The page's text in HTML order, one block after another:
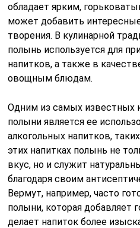
обладает ярким,
может добавить
творения. В кулинарной
полынь используется для
напитков, а также в
овощным блюдам.
Одним из самых известных
полыни является ее
алкогольных напитков,
этих напитках полынь не
вкус, но и служит
благодаря своим
Вермут, например, часто
полыни, которая добавляет
делает напиток более